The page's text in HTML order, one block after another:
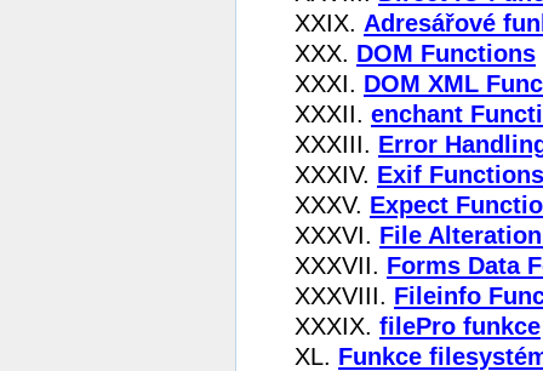
XXIX. Adresářové
XXX. DOM Functions
XXXI. DOM XML
XXXII. enchant
XXXIII. Error
XXXIV. Exif Functions
XXXV. Expect
XXXVI. File
XXXVII. Forms Data
XXXVIII. Fileinfo
XXXIX. filePro funkce
XL. Funkce